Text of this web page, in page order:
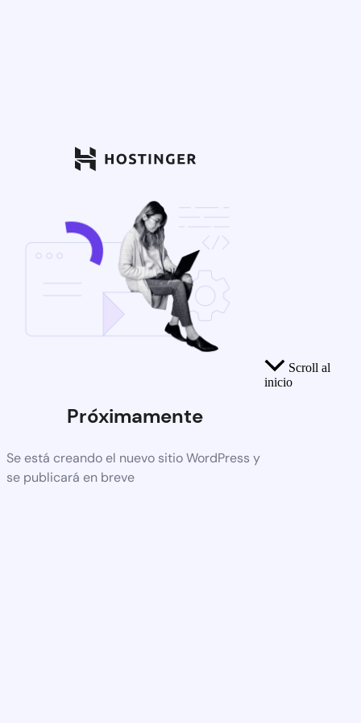
Próximamente
Se está creando el nuevo sitio WordPress y
se publicará en breve
Scroll al
inicio